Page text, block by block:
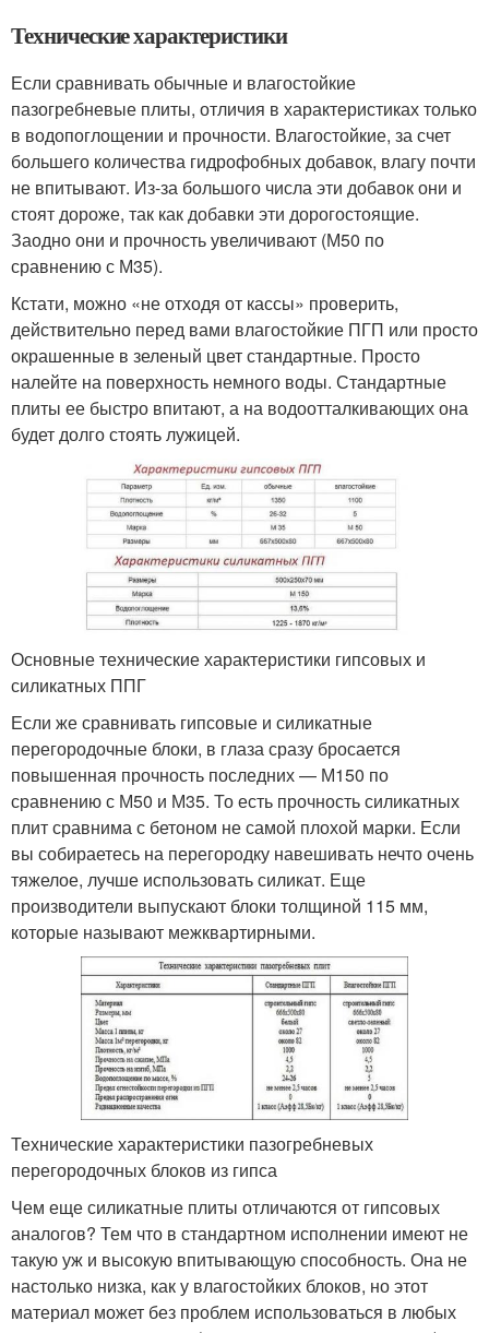
Технические характеристики
Если сравнивать обычные и влагостойкие
пазогребневые плиты, отличия в характеристиках только
в водопоглощении и прочности. Влагостойкие, за счет
большего количества гидрофобных добавок, влагу почти
не впитывают. Из-за большого числа эти добавок они и
стоят дороже, так как добавки эти дорогостоящие.
Заодно они и прочность увеличивают (М50 по
сравнению с М35).
Кстати, можно «не отходя от кассы» проверить,
действительно перед вами влагостойкие ПГП или просто
окрашенные в зеленый цвет стандартные. Просто
налейте на поверхность немного воды. Стандартные
плиты ее быстро впитают, а на водоотталкивающих она
будет долго стоять лужицей.
Основные технические характеристики гипсовых и
силикатных ППГ
Если же сравнивать гипсовые и силикатные
перегородочные блоки, в глаза сразу бросается
повышенная прочность последних — М150 по
сравнению с М50 и М35. То есть прочность силикатных
плит сравнима с бетоном не самой плохой марки. Если
вы собираетесь на перегородку навешивать нечто очень
тяжелое, лучше использовать силикат. Еще
производители выпускают блоки толщиной 115 мм,
которые называют межквартирными.
Технические характеристики пазогребневых
перегородочных блоков из гипса
Чем еще силикатные плиты отличаются от гипсовых
аналогов? Тем что в стандартном исполнении имеют не
такую уж и высокую впитывающую способность. Она не
настолько низка, как у влагостойких блоков, но этот
материал может без проблем использоваться в любых